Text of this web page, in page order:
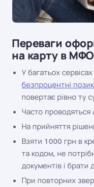
Переваги
на карту в МФО
У багатьох
безпроцентні
повертає рівно ту
Часто проводяться
На прийняття
Взяти 1000 грн в
та кодом, не
документів і брати
При повторних